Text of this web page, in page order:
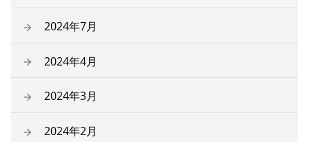
2024年7月
2024年4月
2024年3月
2024年2月